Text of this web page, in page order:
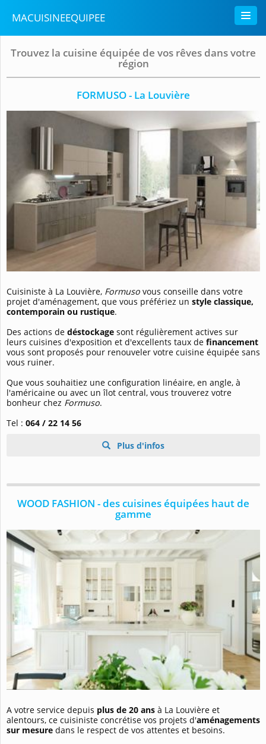
MACUISINEEQUIPEE
Trouvez la cuisine équipée de vos rêves dans votre
région
FORMUSO - La Louvière
Cuisiniste à La Louvière, Formuso vous conseille dans votre
projet d'aménagement, que vous préfériez un style classique,
contemporain ou rustique.
Des actions de déstockage sont régulièrement actives sur
leurs cuisines d'exposition et d'excellents taux de financement
vous sont proposés pour renouveler votre cuisine équipée sans
vous ruiner.
Que vous souhaitiez une configuration linéaire, en angle, à
l'américaine ou avec un îlot central, vous trouverez votre
bonheur chez Formuso.
Tel : 064 / 22 14 56
Plus d'infos
WOOD FASHION - des cuisines équipées haut de
gamme
A votre service depuis plus de 20 ans à La Louvière et
alentours, ce cuisiniste concrétise vos projets d'aménagements
sur mesure dans le respect de vos attentes et besoins.